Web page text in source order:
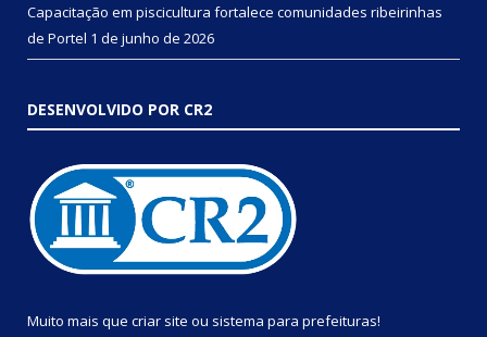
Capacitação em piscicultura fortalece comunidades ribeirinhas
de Portel 1 de junho de 2026
DESENVOLVIDO POR CR2
Muito mais que criar site ou sistema para prefeituras!